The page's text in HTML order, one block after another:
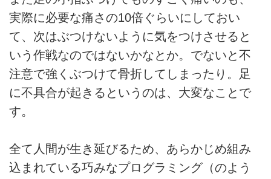
実際に必要な痛さの10倍ぐらいにしておい
て、次はぶつけないように気をつけさせると
いう作戦なのではないかなとか。でないと不
注意で強くぶつけて骨折してしまったり。足
に不具合が起きるというのは、大変なことで
す。
全て人間が生き延びるため、あらかじめ組み
込まれている巧みなプログラミング（のよう